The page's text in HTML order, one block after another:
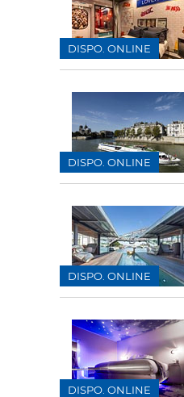
DISPO. ONLINE
DISPO. ONLINE
DISPO. ONLINE
DISPO. ONLINE